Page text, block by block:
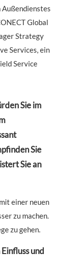
Global
Strategy
Services, ein
Service
Sie im
Sie
Sie an
einer neuen
zu machen.
zu gehen.
und